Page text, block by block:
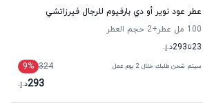
عطر عود نوير أو دي بارفيوم للرجال فيرزاتشي
100 مل عطر
+2
حجم العطر
23تا293د.إ.
سيتم شحن طلبك خلال 2 يوم عمل 324
9%
293د.إ.